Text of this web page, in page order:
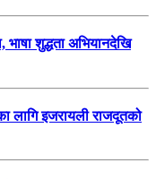
भाषा शुद्धता अभियानदेखि
लागि इजरायली राजदूतको